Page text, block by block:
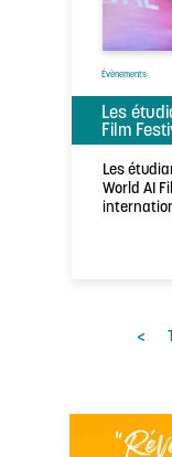
Évènements
Les
Film
Les
World AI
<